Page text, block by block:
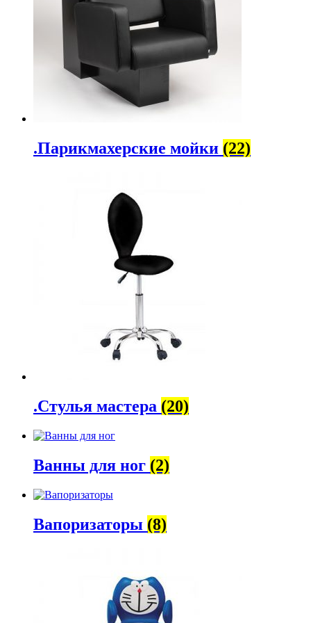
.Парикмахерские мойки (22)
.Стулья мастера (20)
Ванны для ног (2)
Вапоризаторы (8)